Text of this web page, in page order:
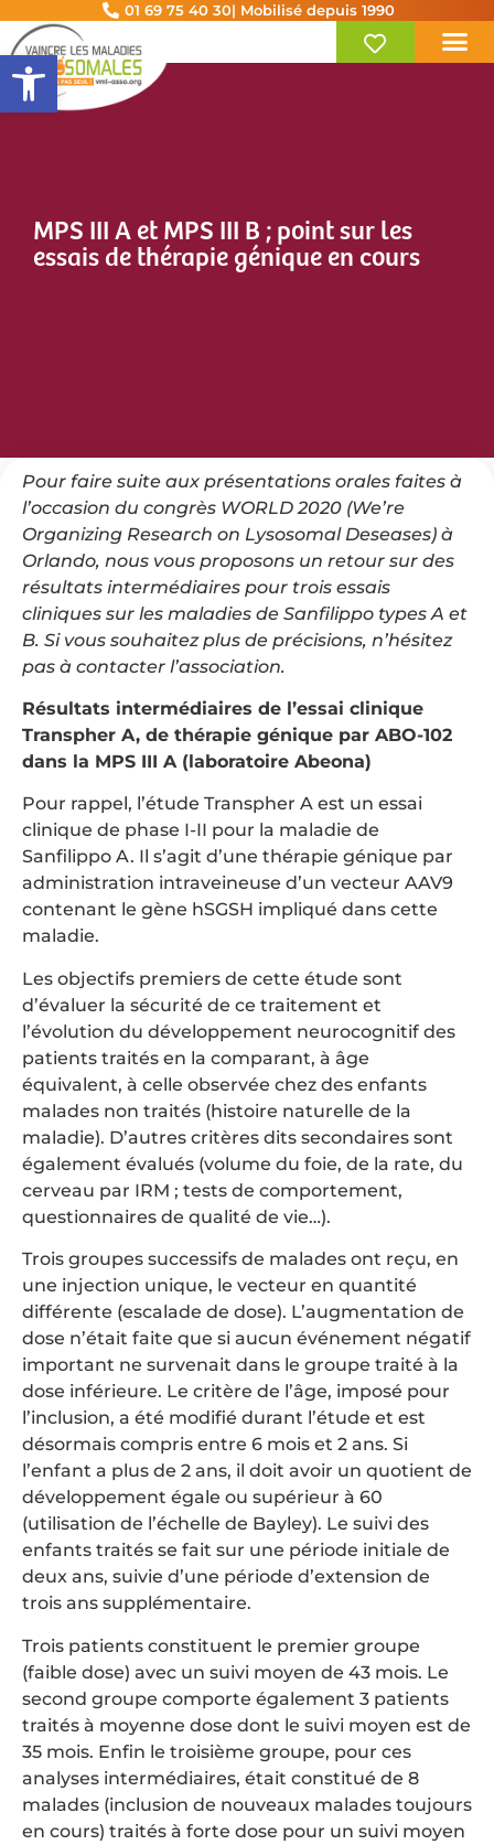
Ouvrir la barre d’outils
01 69 75 40 30| Mobilisé depuis 1990
MPS III A et MPS III B ; point sur les
essais de thérapie génique en cours
Pour faire suite aux présentations orales faites à
l’occasion du congrès WORLD 2020 (We’re
Organizing Research on Lysosomal Deseases) à
Orlando, nous vous proposons un retour sur des
résultats intermédiaires pour trois essais
cliniques sur les maladies de Sanfilippo types A et
B. Si vous souhaitez plus de précisions, n’hésitez
pas à contacter l’association.
Résultats intermédiaires de l’essai clinique
Transpher A, de thérapie génique par ABO-102
dans la MPS III A (laboratoire Abeona)
Pour rappel, l’étude Transpher A est un essai
clinique de phase I-II pour la maladie de
Sanfilippo A. Il s’agit d’une thérapie génique par
administration intraveineuse d’un vecteur AAV9
contenant le gène hSGSH impliqué dans cette
maladie.
Les objectifs premiers de cette étude sont
d’évaluer la sécurité de ce traitement et
l’évolution du développement neurocognitif des
patients traités en la comparant, à âge
équivalent, à celle observée chez des enfants
malades non traités (histoire naturelle de la
maladie). D’autres critères dits secondaires sont
également évalués (volume du foie, de la rate, du
cerveau par IRM ; tests de comportement,
questionnaires de qualité de vie…).
Trois groupes successifs de malades ont reçu, en
une injection unique, le vecteur en quantité
différente (escalade de dose). L’augmentation de
dose n’était faite que si aucun événement négatif
important ne survenait dans le groupe traité à la
dose inférieure. Le critère de l’âge, imposé pour
l’inclusion, a été modifié durant l’étude et est
désormais compris entre 6 mois et 2 ans. Si
l’enfant a plus de 2 ans, il doit avoir un quotient de
développement égale ou supérieur à 60
(utilisation de l’échelle de Bayley). Le suivi des
enfants traités se fait sur une période initiale de
deux ans, suivie d’une période d’extension de
trois ans supplémentaire.
Trois patients constituent le premier groupe
(faible dose) avec un suivi moyen de 43 mois. Le
second groupe comporte également 3 patients
traités à moyenne dose dont le suivi moyen est de
35 mois. Enfin le troisième groupe, pour ces
analyses intermédiaires, était constitué de 8
malades (inclusion de nouveaux malades toujours
en cours) traités à forte dose pour un suivi moyen